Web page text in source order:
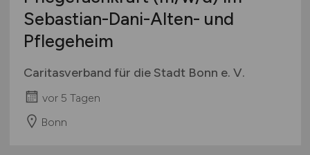
Sebastian-Dani-Alten- und
Pflegeheim
Caritasverband für die Stadt Bonn e. V.
vor 5 Tagen
Bonn